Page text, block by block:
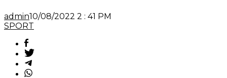
admin10/08/2022 2 : 41 PM
SPORT